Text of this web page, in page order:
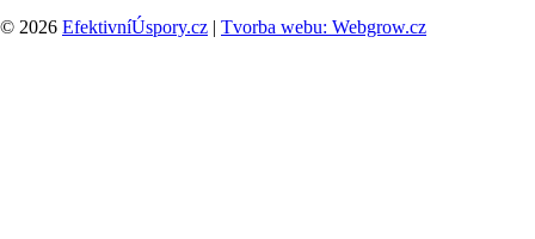
© 2026 EfektivníÚspory.cz | Tvorba webu: Webgrow.cz